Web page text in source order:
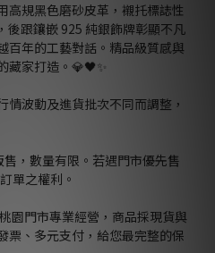
高規黑色磨砂皮革，襯托標誌性
跟鑲嵌 925 純銀飾牌彰顯不凡
百年的工藝對話。精品級質感與
藏家打造。💎🖤✨
波動及進貨批次不同而調整，
，數量有限。若遇門市優先售
單之權利。
園門市專業經營，商品採現貨與
票、多元支付，給您最完整的保